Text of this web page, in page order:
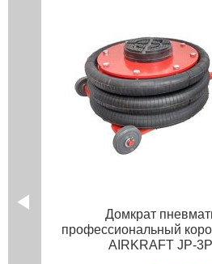
Домкрат
профессиональный
AIRKRAFT JP-